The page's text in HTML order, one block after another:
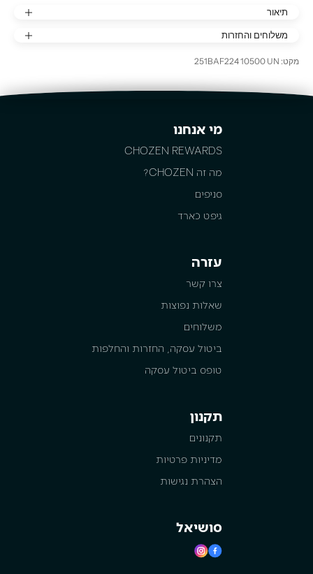
תיאור
משלוחים והחזרות
מקט: 251BAF224 10500 UN
מי אנחנו
CHOZEN REWARDS
מה זה CHOZEN?
סניפים
גיפט כארד
עזרה
צרו קשר
שאלות נפוצות
משלוחים
ביטול עסקה, החזרות והחלפות
טופס ביטול עסקה
תקנון
תקנונים
מדיניות פרטיות
הצהרת נגישות
סושיאל